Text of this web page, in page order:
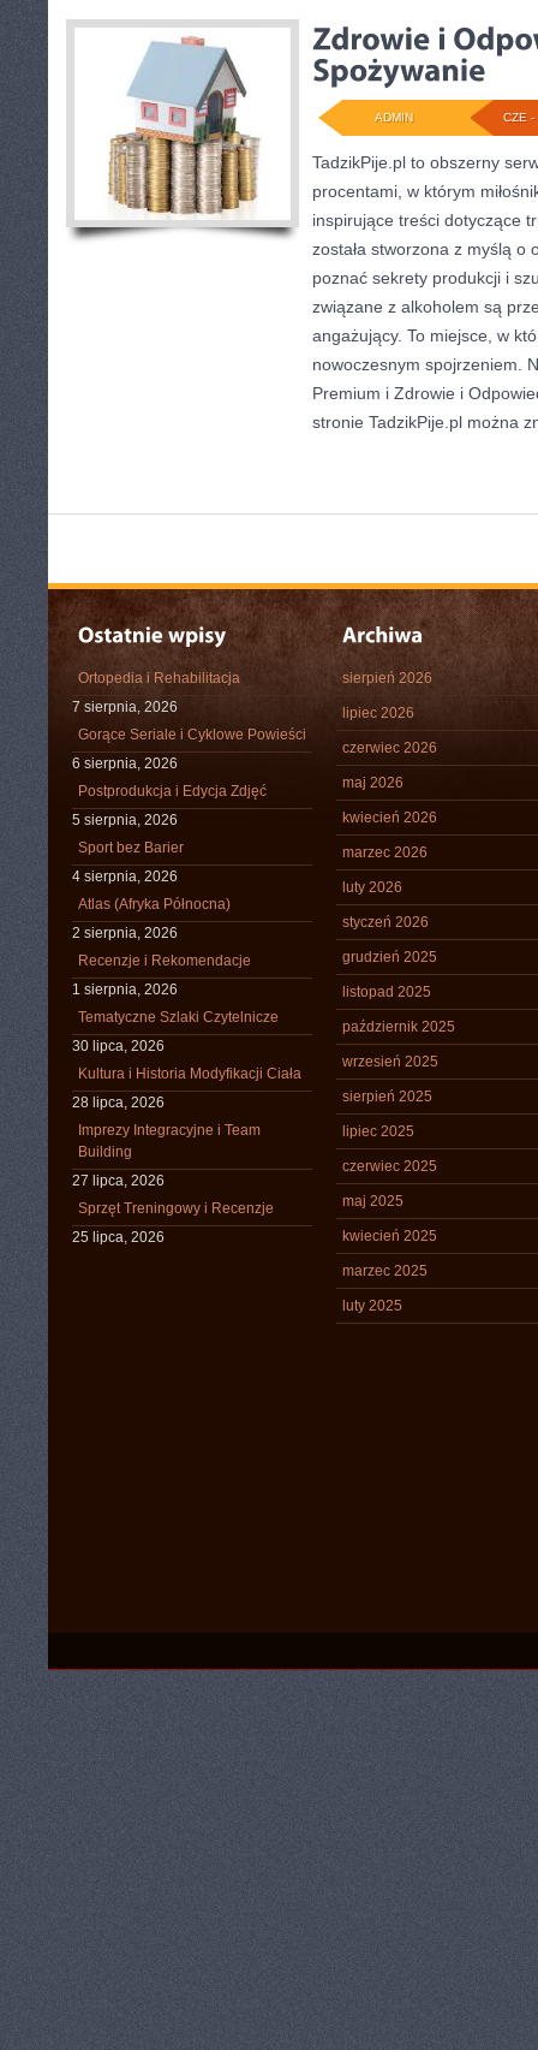
CZE -
ADMIN
TadzikPije.pl to obszerny
procentami, w którym
inspirujące treści dotyczące
została stworzona z myślą o
poznać sekrety produkcji i
związane z alkoholem są
angażujący. To miejsce, w
nowoczesnym spojrzeniem.
Premium i Zdrowie i
stronie TadzikPije.pl można
Ortopedia i Rehabilitacja
7 sierpnia, 2026
Gorące Seriale i Cyklowe Powieści
6 sierpnia, 2026
Postprodukcja i Edycja Zdjęć
5 sierpnia, 2026
Sport bez Barier
4 sierpnia, 2026
Atlas (Afryka Północna)
2 sierpnia, 2026
Recenzje i Rekomendacje
1 sierpnia, 2026
Tematyczne Szlaki Czytelnicze
30 lipca, 2026
Kultura i Historia Modyfikacji Ciała
28 lipca, 2026
Imprezy Integracyjne i Team
Building
27 lipca, 2026
Sprzęt Treningowy i Recenzje
25 lipca, 2026
sierpień 2026
lipiec 2026
czerwiec 2026
maj 2026
kwiecień 2026
marzec 2026
luty 2026
styczeń 2026
grudzień 2025
listopad 2025
październik 2025
wrzesień 2025
sierpień 2025
lipiec 2025
czerwiec 2025
maj 2025
kwiecień 2025
marzec 2025
luty 2025